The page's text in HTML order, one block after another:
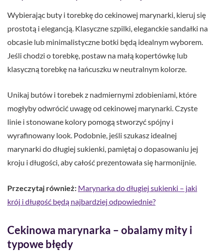
Wybierając buty i torebkę do cekinowej marynarki, kieruj się
prostotą i elegancją. Klasyczne szpilki, eleganckie sandałki na
obcasie lub minimalistyczne botki będą idealnym wyborem.
Jeśli chodzi o torebkę, postaw na małą kopertówkę lub
klasyczną torebkę na łańcuszku w neutralnym kolorze.
Unikaj butów i torebek z nadmiernymi zdobieniami, które
mogłyby odwrócić uwagę od cekinowej marynarki. Czyste
linie i stonowane kolory pomogą stworzyć spójny i
wyrafinowany look. Podobnie, jeśli szukasz idealnej
marynarki do długiej sukienki, pamiętaj o dopasowaniu jej
kroju i długości, aby całość prezentowała się harmonijnie.
Przeczytaj również: Marynarka do długiej sukienki – jaki
krój i długość będą najbardziej odpowiednie?
Cekinowa marynarka – obalamy mity i
typowe błędy